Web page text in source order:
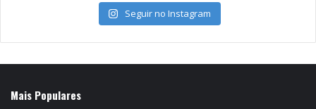
Seguir no Instagram
Mais Populares